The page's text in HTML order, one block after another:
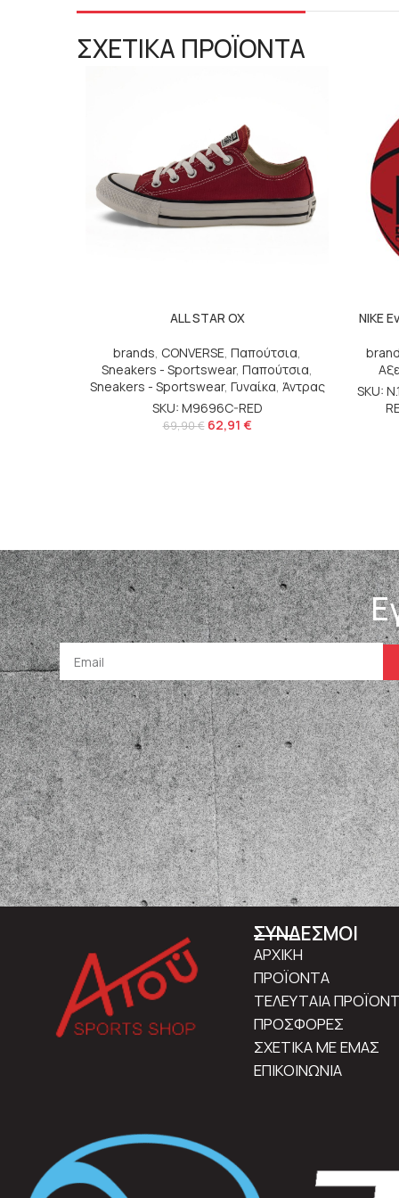
ΣΧΕΤΙΚΑ ΠΡΟΪΟΝΤΑ
ALL STAR OX
brands, CONVERSE, Παπούτσια,
Sneakers - Sportswear, Παπούτσια,
Sneakers - Sportswear, Γυναίκα, Άντρας
SKU: M9696C-RED
69,90€ 62,91 €
NIKE
SKU:
ΣΥΝΔΕΣΜΟΙ
ΑΡΧΙΚΗ
ΠΡΟΪΟΝΤΑ
ΤΕΛΕΥΤΑΙΑ
ΠΡΟΣΦΟΡΕΣ
ΣΧΕΤΙΚΑ ΜΕ ΕΜΑΣ
ΕΠΙΚΟΙΝΩΝΙΑ